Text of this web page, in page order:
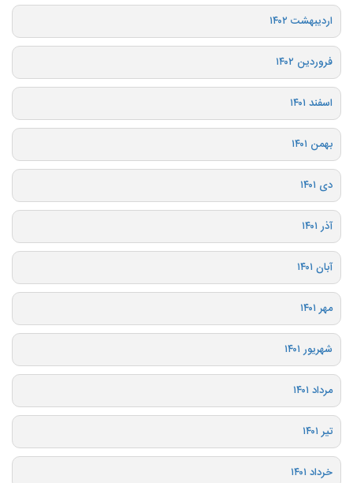
اردیبهشت ۱۴۰۲
فروردین ۱۴۰۲
اسفند ۱۴۰۱
بهمن ۱۴۰۱
دی ۱۴۰۱
آذر ۱۴۰۱
آبان ۱۴۰۱
مهر ۱۴۰۱
شهریور ۱۴۰۱
مرداد ۱۴۰۱
تیر ۱۴۰۱
خرداد ۱۴۰۱